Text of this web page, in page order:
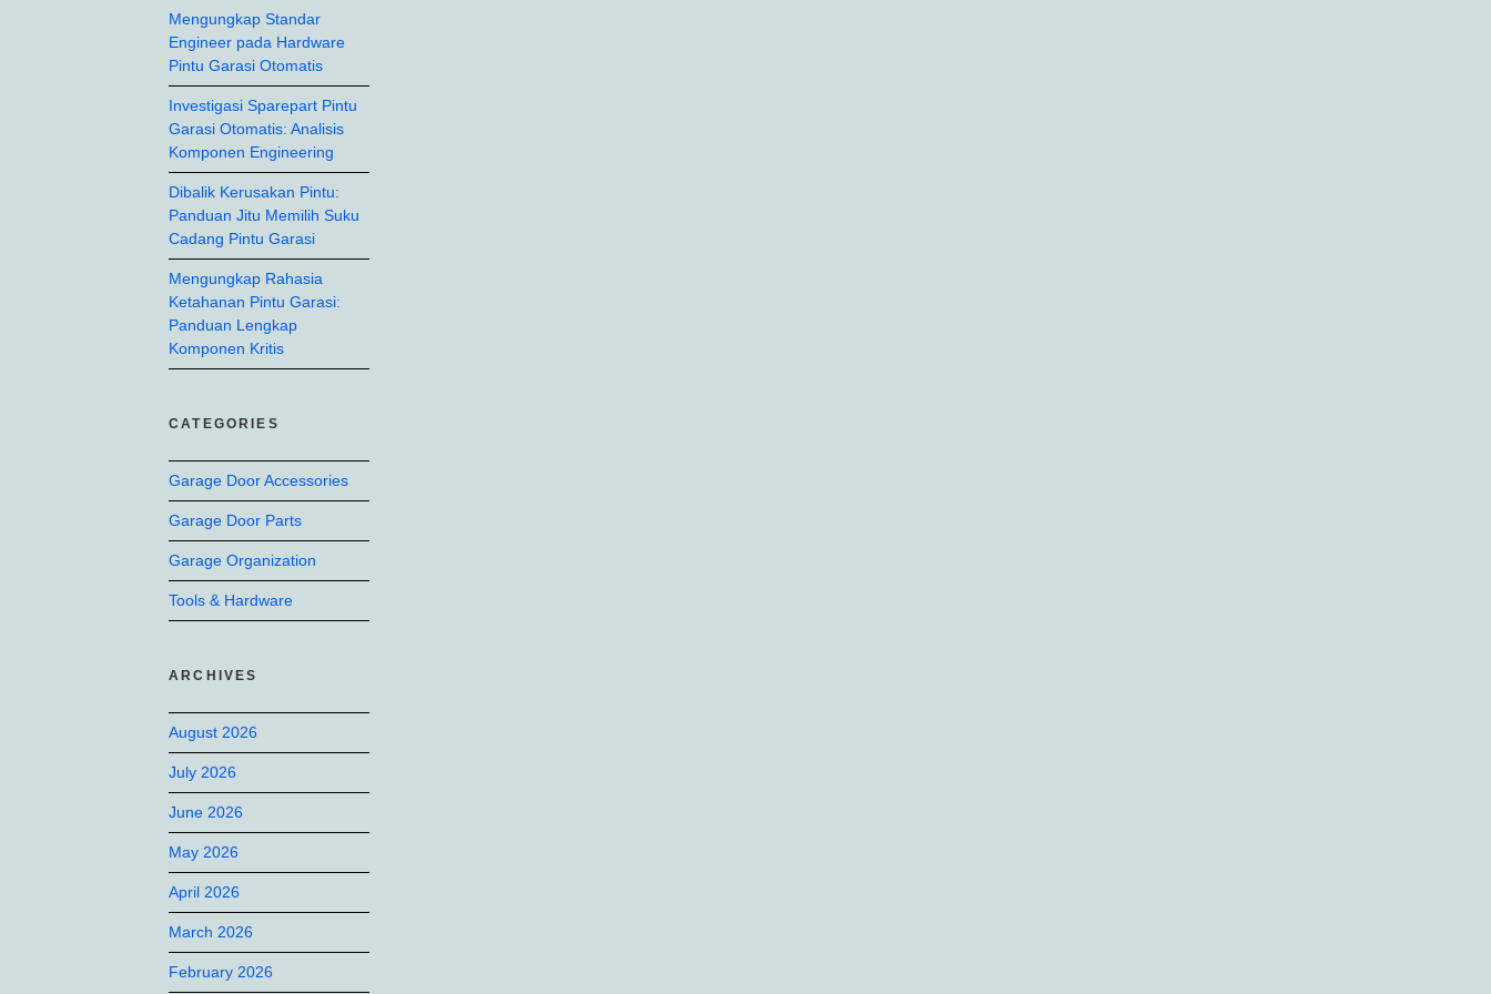
Mengungkap Standar
Engineer pada Hardware
Pintu Garasi Otomatis
Investigasi Sparepart Pintu
Garasi Otomatis: Analisis
Komponen Engineering
Dibalik Kerusakan Pintu:
Panduan Jitu Memilih Suku
Cadang Pintu Garasi
Mengungkap Rahasia
Ketahanan Pintu Garasi:
Panduan Lengkap
Komponen Kritis
CATEGORIES
Garage Door Accessories
Garage Door Parts
Garage Organization
Tools & Hardware
ARCHIVES
August 2026
July 2026
June 2026
May 2026
April 2026
March 2026
February 2026